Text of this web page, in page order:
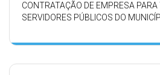
CONTRATAÇÃO DE EMPRESA
SERVIDORES PÚBLICOS DO